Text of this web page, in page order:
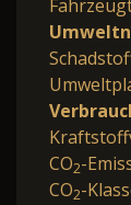
CO2-
CO2-